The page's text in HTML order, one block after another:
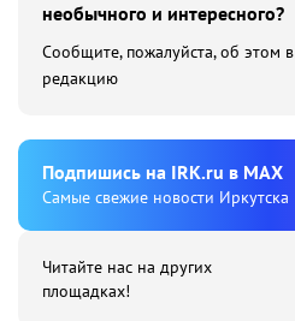
необычного и интересного?
Сообщите, пожалуйста, об этом в
редакцию
Подпишиcь на IRK.ru в MAX
Cамые свежие новости Иркутска
Читайте нас на других
площадках!